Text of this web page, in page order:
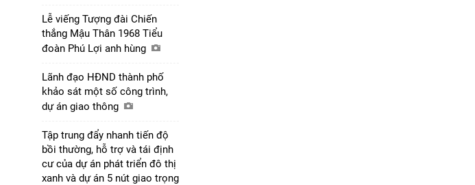
Lễ viếng Tượng đài Chiến
thắng Mậu Thân 1968 Tiểu
đoàn Phú Lợi anh hùng
Lãnh đạo HĐND thành phố
khảo sát một số công trình,
dự án giao thông
Tập trung đẩy nhanh tiến độ
bồi thường, hỗ trợ và tái định
cư của dự án phát triển đô thị
xanh và dự án 5 nút giao trọng